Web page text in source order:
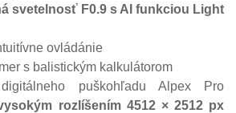
svetelnosť F0.9 s AI funkciou Light
ovládánie
s balistickým kalkulátorom
puškohľadu Alpex Pro
rozlíšením 4512 × 2512 px